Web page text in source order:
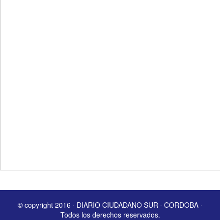
© copyright 2016 · DIARIO CIUDADANO SUR · CORDOBA ·
Todos los derechos reservados.